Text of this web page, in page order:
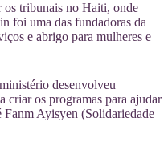
os tribunais no Haiti, onde
foi uma das fundadoras da
e abrigo para mulheres e
desenvolveu
criar os programas para ajudar
Ayisyen (Solidariedade